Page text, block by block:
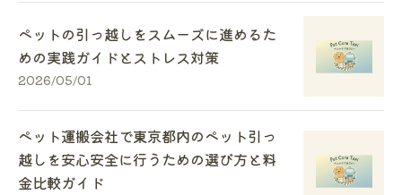
ペットの引っ越しをスムーズに進めるた
めの実践ガイドとストレス対策
2026/05/01
ペット運搬会社で東京都内のペット引っ
越しを安心安全に行うための選び方と料
金比較ガイド